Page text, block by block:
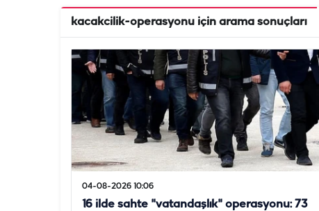
kacakcilik-operasyonu için arama sonuçları
04-08-2026 10:06
16 ilde sahte "vatandaşlık" operasyonu: 73